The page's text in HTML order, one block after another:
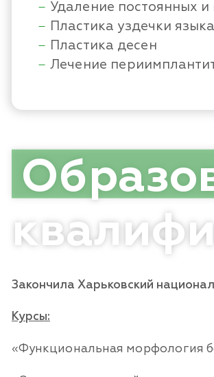
Удаление постоянных
Пластика уздечки
Пластика десен
Лечение
Закончила Харьковский
Курсы:
«Функциональная морфология